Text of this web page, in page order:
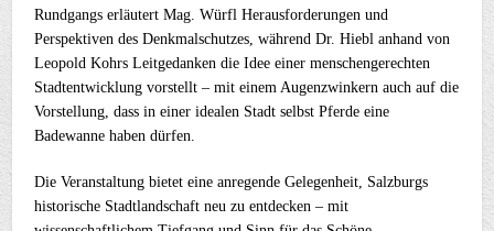
RundgangserläutertMag.WürflHerausforderungenund
PerspektivendesDenkmalschutzes,währendDr.Hieblanhandvon
LeopoldKohrsLeitgedankendieIdeeeinermenschengerechten
Stadtentwicklungvorstellt –miteinem Augenzwinkernauchaufdie
Vorstellung,dassineineridealen StadtselbstPferdeeine
Badewannehabendürfen.
DieVeranstaltungbieteteineanregendeGelegenheit, Salzburgs
historische Stadtlandschaftneuzuentdecken –mit